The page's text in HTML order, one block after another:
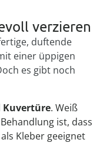
verzieren
duftende
einer üppigen
es gibt noch
Kuvertüre. Weiß
ist, dass
Kleber geeignet